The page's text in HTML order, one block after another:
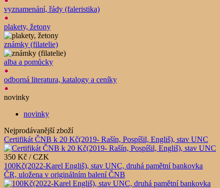
vyznamenání, řády (faleristika)
plakety, žetony
známky (filatelie)
alba a pomůcky
odborná literatura, katalogy a ceníky
novinky
novinky
Nejprodávanější zboží
Certifikát ČNB k 20 Kč(2019- Rašín, Pospíšil, Engliš), stav UNC
350 Kč / CZK
100Kč(2022-Karel Engliš), stav UNC, druhá pamětní bankovka
ČR, uložena v originálním balení ČNB